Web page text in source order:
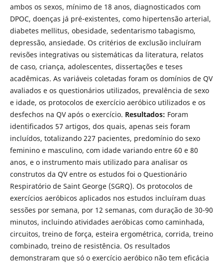
ambos os sexos, mínimo de 18 anos, diagnosticados com
DPOC, doenças já pré-existentes, como hipertensão arterial,
diabetes mellitus, obesidade, sedentarismo tabagismo,
depressão, ansiedade. Os critérios de exclusão incluíram
revisões integrativas ou sistemáticas da literatura, relatos
de caso, criança, adolescentes, dissertações e teses
acadêmicas. As variáveis coletadas foram os domínios de QV
avaliados e os questionários utilizados, prevalência de sexo
e idade, os protocolos de exercício aeróbico utilizados e os
desfechos na QV após o exercício. Resultados: Foram
identificados 57 artigos, dos quais, apenas seis foram
incluídos, totalizando 227 pacientes, predomínio do sexo
feminino e masculino, com idade variando entre 60 e 80
anos, e o instrumento mais utilizado para analisar os
construtos da QV entre os estudos foi o Questionário
Respiratório de Saint George (SGRQ). Os protocolos de
exercícios aeróbicos aplicados nos estudos incluíram duas
sessões por semana, por 12 semanas, com duração de 30-90
minutos, incluindo atividades aeróbicas como caminhada,
circuitos, treino de força, esteira ergométrica, corrida, treino
combinado, treino de resistência. Os resultados
demonstraram que só o exercício aeróbico não tem eficácia